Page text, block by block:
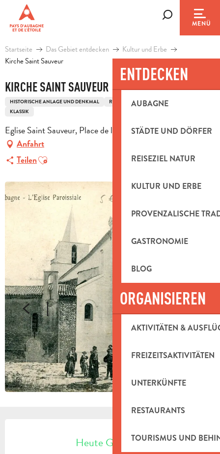
contenu
principal
MENÜ
ENTDECKEN
AUBAGNE
STÄDTE UND DÖRFER
REISEZIEL NATUR
KULTUR UND ERBE
PROVENZALISCHE
GASTRONOMIE
BLOG
ORGANISIEREN
AKTIVITÄTEN &
FREIZEITSAKTIVITÄTEN
UNTERKÜNFTE
RESTAURANTS
TOURISMUS UND
Startseite Das Gebiet entdecken
Kultur und Erbe
Kirche Saint Sauveur
KIRCHE SAINT SAUVEUR
HISTORISCHE ANLAGE UND DENKMAL RELIGIÖSES ERBGUT
KIRCHE
KLASSIK
Eglise Saint Sauveur, Place de l'Eglise, 13400 Aubagne
Anfahrt
TeilenAjouter aux favoris
Heute Geöffnet